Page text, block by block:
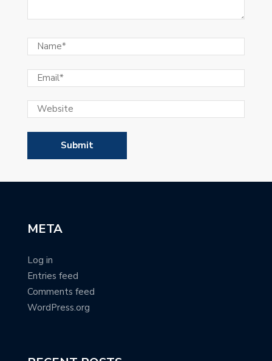
META
Log in
Entries feed
Comments feed
WordPress.org